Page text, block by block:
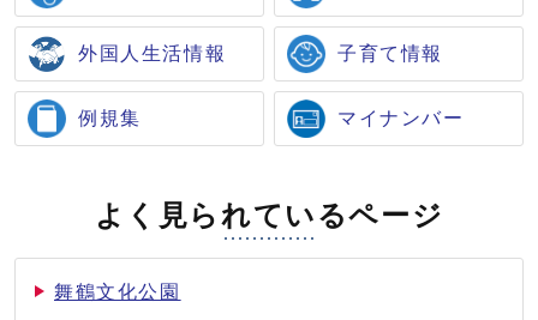
外国人生活情報 子育て情報
例規集 マイナンバー
よく見られているページ
舞鶴文化公園